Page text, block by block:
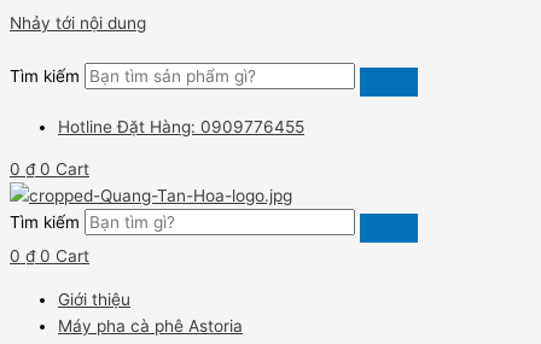
Nhảy tới nội dung
Tìm kiếm
Hotline Đặt Hàng: 0909776455
0 ₫ 0 Cart
Tìm kiếm
0 ₫ 0 Cart
Giới thiệu
Máy pha cà phê Astoria